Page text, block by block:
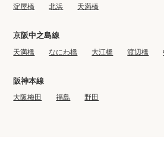
淀屋橋 北浜 天満橋
京阪中之島線
天満橋 なにわ橋 大江橋 渡辺橋
阪神本線
大阪梅田 福島 野田